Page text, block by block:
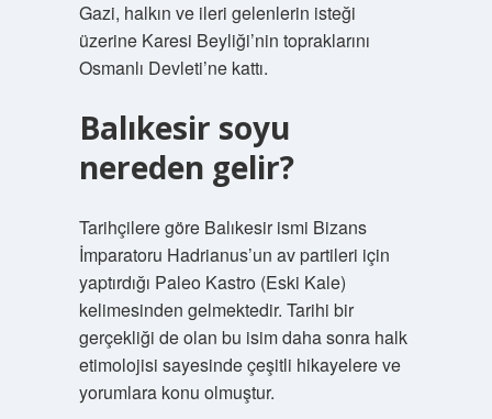
Gazi, halkın ve ileri gelenlerin isteği
üzerine Karesi Beyliği’nin topraklarını
Osmanlı Devleti’ne kattı.
Balıkesir soyu
nereden gelir?
Tarihçilere göre Balıkesir ismi Bizans
İmparatoru Hadrianus’un av partileri için
yaptırdığı Paleo Kastro (Eski Kale)
kelimesinden gelmektedir. Tarihi bir
gerçekliği de olan bu isim daha sonra halk
etimolojisi sayesinde çeşitli hikayelere ve
yorumlara konu olmuştur.